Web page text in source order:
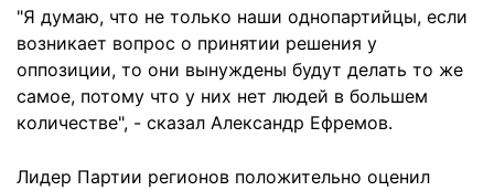
"Я думаю, что не только наши однопартийцы, если
возникает вопрос о принятии решения у
оппозиции, то они вынуждены будут делать то же
самое, потому что у них нет людей в большем
количестве", - сказал Александр Ефремов.
Лидер Партии регионов положительно оценил